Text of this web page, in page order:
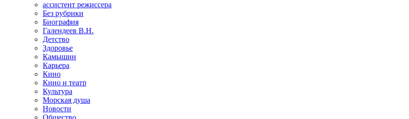
ассистент режиссера
Без рубрики
Биография
Галендеев В.Н.
Детство
Здоровье
Камышин
Карьера
Кино
Кино и театр
Культура
Морская душа
Новости